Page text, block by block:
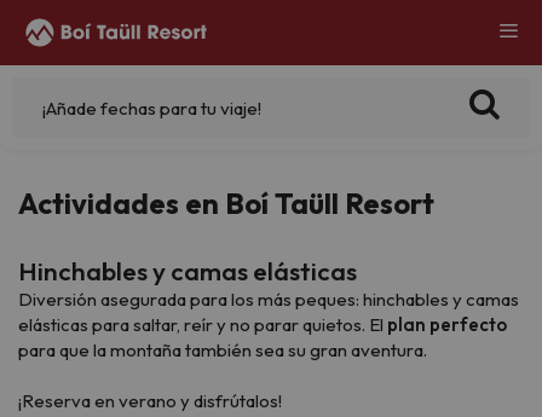
¡Añade fechas para tu viaje!
Actividades en Boí Taüll Resort
Hinchables y camas elásticas
Diversión asegurada para los más peques: hinchables y camas
elásticas para saltar, reír y no parar quietos. El plan perfecto
para que la montaña también sea su gran aventura.
¡Reserva en verano y disfrútalos!